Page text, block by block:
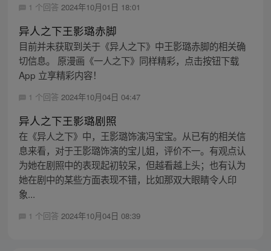
1 个回答 2024年10月01日 18:01
异人之下王影璐赤脚
目前并未获取到关于《异人之下》中王影璐赤脚的相关确
切信息。 原漫画《一人之下》同样精彩，点击按钮下载
App 立享精彩内容！
1 个回答 2024年10月04日 04:47
异人之下王影璐剧照
在《异人之下》中，王影璐饰演冯宝宝。从已有的相关信
息来看，对于王影璐饰演的宝儿姐，评价不一。有观点认
为她在剧照中的表现起初较呆，但越看越上头；也有认为
她在剧中的某些方面表现不错，比如那双大眼睛令人印
象...
1 个回答 2024年10月04日 08:39